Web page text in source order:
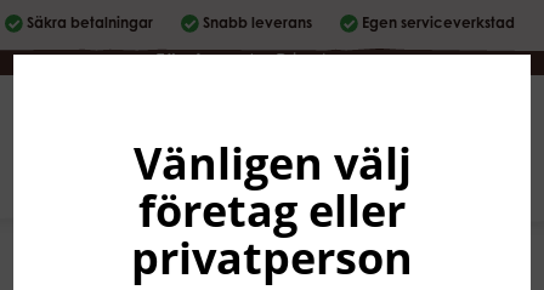
Säkra betalningar Snabb leverans Egen serviceverkstad
Företag | Privatperson
0
Vänligen välj
företag eller
privatperson